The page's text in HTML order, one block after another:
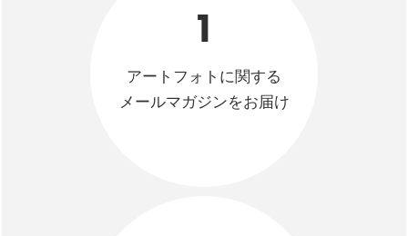
1
アートフォトに関する
メールマガジンをお届け